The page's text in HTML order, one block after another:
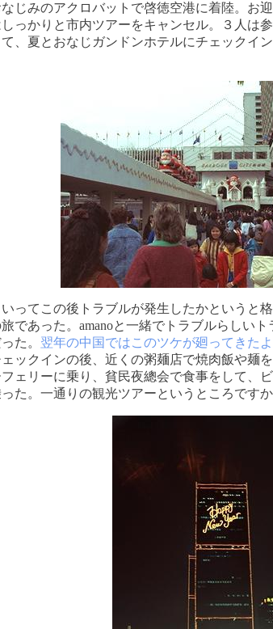
なじみのアクロバットで啓徳空港に着陸。お
しっかりと市内ツアーをキャンセル。３人は
、夏とおなじガンドンホテルにチェックイ
ってこの後トラブルが発生したかというと
旅であった。amanoと一緒でトラブルらしい
た。 翌年の中国ではこのツケが廻ってきたよ
ックインの後、近くの粥麺店で焼肉飯や麺
フェリーに乗り、貧民夜總会で食事をして、
た。一通りの観光ツアーというところですか